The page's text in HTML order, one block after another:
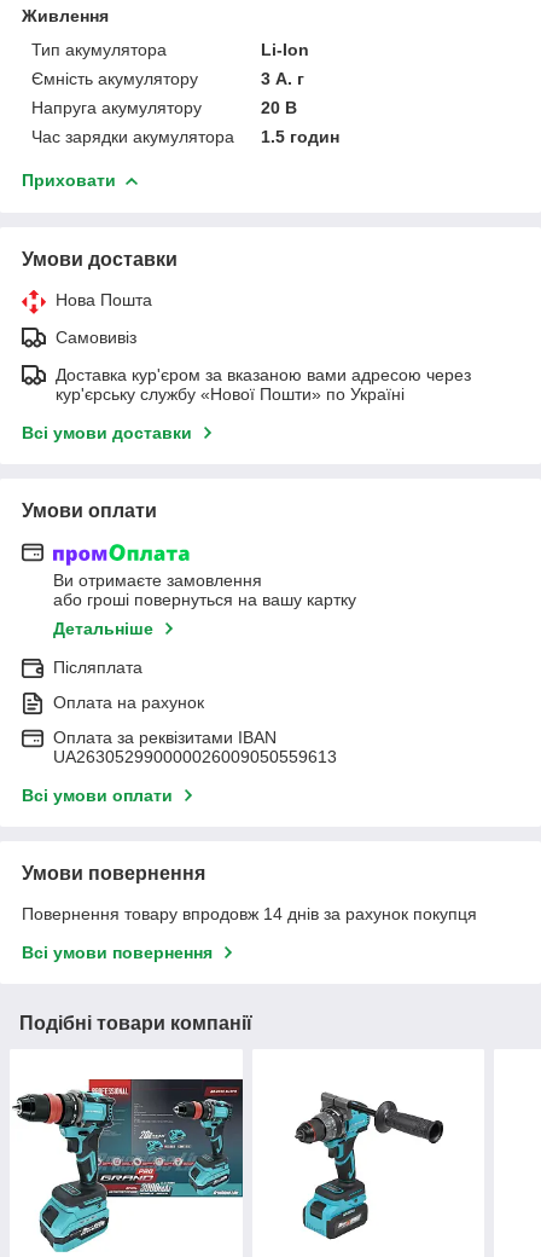
Живлення
Тип акумулятора
Li-Ion
Ємність акумулятору
3 А. г
Напруга акумулятору
20 В
Час зарядки акумулятора
1.5 годин
Приховати
Умови доставки
Нова Пошта
Самовивіз
Доставка кур'єром за вказаною вами адресою через
кур'єрську службу «Нової Пошти» по Україні
Всі умови доставки
Умови оплати
Ви отримаєте замовлення
або гроші повернуться на вашу картку
Детальніше
Післяплата
Оплата на рахунок
Оплата за реквізитами IBAN
UA263052990000026009050559613
Всі умови оплати
Умови повернення
Повернення товару впродовж 14 днів за рахунок покупця
Всі умови повернення
Подібні товари компанії